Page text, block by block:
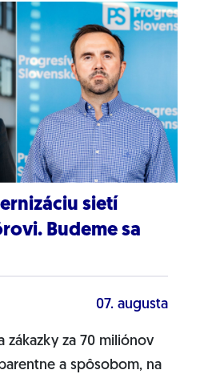
sietí
Budeme sa
07. augusta
zákazky za 70 miliónov
a spôsobom, na